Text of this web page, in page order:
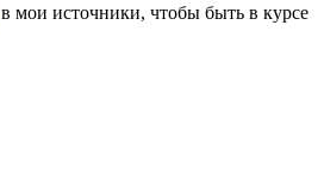
в мои источники, чтобы быть в курсе